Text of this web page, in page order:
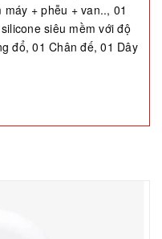
+ phễu + van.., 01
siêu mềm với độ
đổ, 01 Chân đế, 01 Dây